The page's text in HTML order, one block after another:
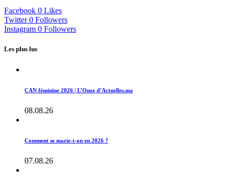
Facebook 0 Likes
Twitter 0 Followers
Instagram 0 Followers
Les plus lus
CAN féminine 2026 | L’Onze d’Actuelles.ma
08.08.26
Comment se marie-t-on en 2026 ?
07.08.26